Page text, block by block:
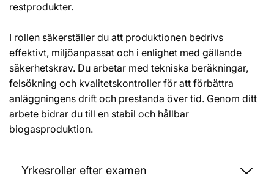
restprodukter.
I rollen säkerställer du att produktionen bedrivs
effektivt, miljöanpassat och i enlighet med gällande
säkerhetskrav. Du arbetar med tekniska beräkningar,
felsökning och kvalitetskontroller för att förbättra
anläggningens drift och prestanda över tid. Genom ditt
arbete bidrar du till en stabil och hållbar
biogasproduktion.
Yrkesroller efter examen